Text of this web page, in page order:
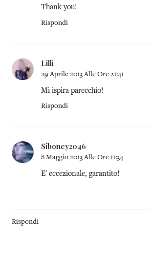
Thank you!
Rispondi
Lilli
29 Aprile 2013 Alle Ore 21:41
Mi ispira parecchio!
Rispondi
Siboney2046
8 Maggio 2013 Alle Ore 11:34
E' eccezionale, garantito!
Rispondi